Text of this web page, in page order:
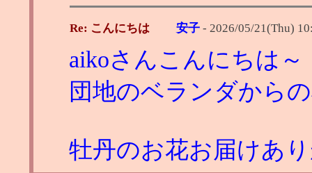
Re: こんにちは 安子 - 2026/05/21(Thu)
aikoさんこんにちは～
団地のベランダから
牡丹のお花お届けあ